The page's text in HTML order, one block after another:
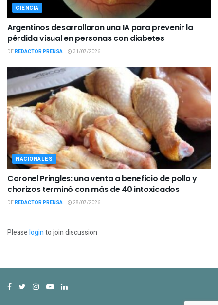
CIENCIA
Argentinos desarrollaron una IA para prevenir la
pérdida visual en personas con diabetes
DEREDACTOR PRENSA 31/07/2026
NACIONALES
Coronel Pringles: una venta a beneficio de pollo y
chorizos terminó con más de 40 intoxicados
DEREDACTOR PRENSA 28/07/2026
Pleaseloginto join discussion